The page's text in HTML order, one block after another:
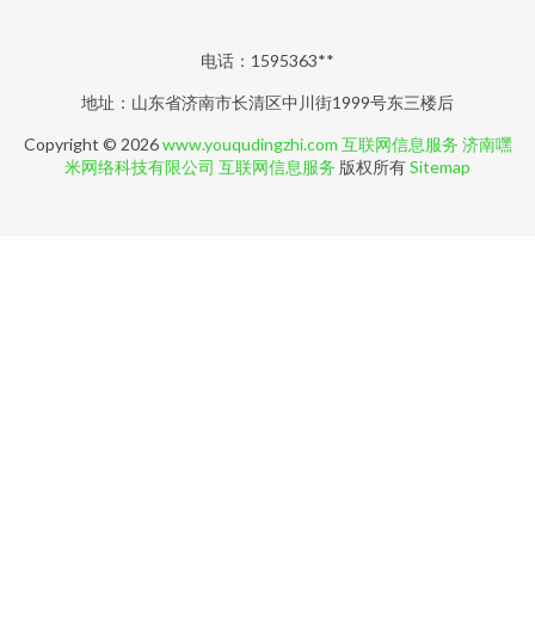
电话：1595363**
地址：山东省济南市长清区中川街1999号东三楼后
Copyright © 2026www.youqudingzhi.com 互联网信息服务 济南嘿
米网络科技有限公司 互联网信息服务 版权所有Sitemap